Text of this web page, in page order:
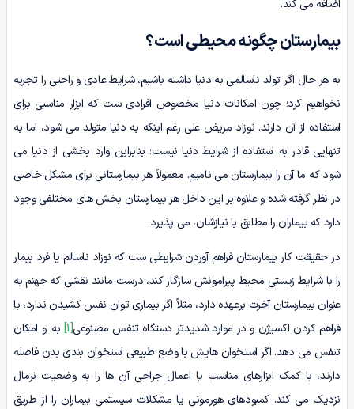
اضافه می‌ کند.
بیمارستان چگونه محیطی ا‌ست؟
به هر حال اگر تولد ناسالمی به دنیا داشته باشیم، شرایط عادی و راحتی را تجربه
نخواهیم کرد؛ چون امکانات دنیا مخصوص افرادی‌ ست که ابزار مناسبی برای
استفاده از آن دارند. نوزاد مریض علی‌ رغم اینکه به دنیا متولد می‌ شود، اما به
تنهایی قادر به استفاده از شرایط دنیا نیست؛ بنابراین وارد بخشی از دنیا می
شود که ما آن را بیمارستان می­ نامیم. معمولاً هر بیمارستانی برای مشکل خاصی
در نظر گرفته شده‌ و علاوه بر این داخل هر بیمارستان بخش‌ های مختلفی وجود
دارد که بیماران را مطابق با نیازشان، می‌ پذیرد.
در حقیقت کار بیمارستان فراهم آوردن شرایطی‌ ست که نوزاد ناسالم یا فرد بیمار
را با شرایط زیستی محیط پیرامونش سازگار کند، درست مانند نقشی که جهنم به
عنوان بیمارستان آخرت برعهده دارد، مثلاً اگر بیماری توان نفس کشیدن ندارد، با
فراهم کردن اکسیژن و در موارد شدیدتر دستگاه تنفس مصنوعی[1]
به او امکان
تنفس می‌ دهد. اگر استخوان‌ هایش با وضع طبیعی استخوان‌ بندی بدن فاصله
دارند، با کمک ابزارهای مناسب یا اعمال جراحی آن‌ ها را به وضعیت نرمال
نزدیک می‌ کند. کمبودهای هورمونی یا مشکلات سیستمی بیماران را از طریق